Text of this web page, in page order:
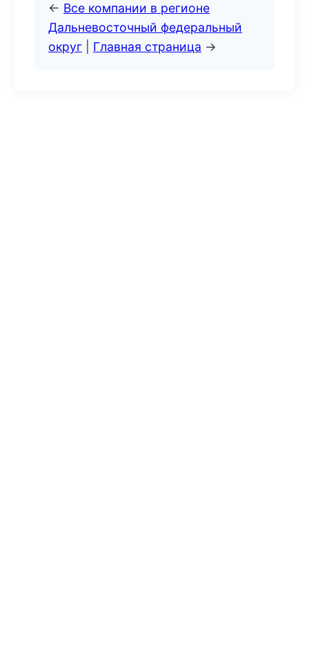
← Все компании в регионе
Дальневосточный федеральный
округ
Главная страница →